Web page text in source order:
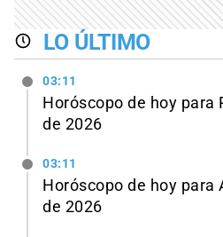
LO ÚLTIMO
03:11
Horóscopo de hoy para
de 2026
03:11
Horóscopo de hoy para
de 2026